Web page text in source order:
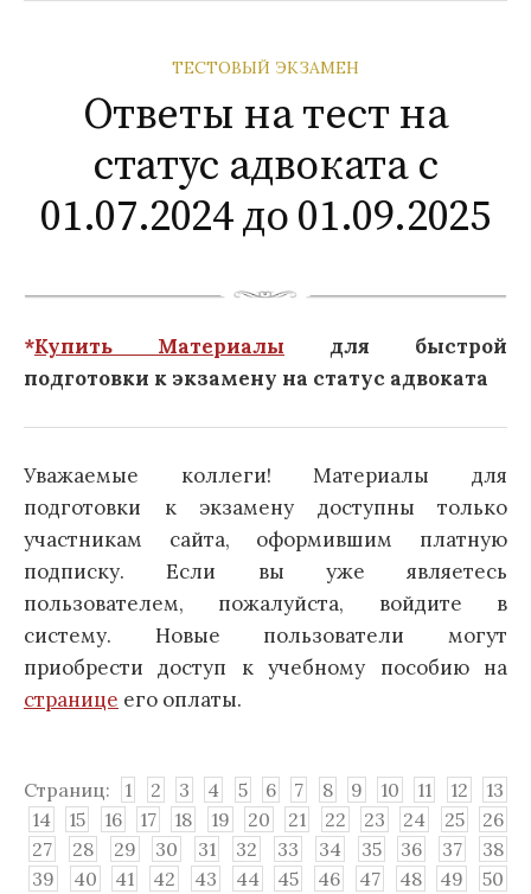
ТЕСТОВЫЙ ЭКЗАМЕН
Ответы на тест на
статус адвоката с
01.07.2024 до 01.09.2025
*Купить Материалы для быстрой
подготовки к экзамену на статус адвоката
Уважаемые коллеги! Материалы для
подготовки к экзамену доступны только
участникам сайта, оформившим платную
подписку. Если вы уже являетесь
пользователем, пожалуйста, войдите в
систему. Новые пользователи могут
приобрести доступ к учебному пособию на
странице его оплаты.
Страниц: 1 2 3 4 5 6 7 8 9 10 11 12
13
14
15 16 17 18 19 20 21 22 23 24 25
26
27
28 29 30 31 32 33 34 35 36 37
38
39
40 41 42 43 44 45 46 47 48 49
50